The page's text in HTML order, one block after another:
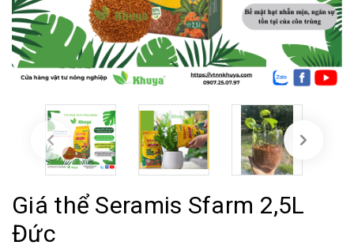
Giá thể Seramis Sfarm 2,5L
Đức